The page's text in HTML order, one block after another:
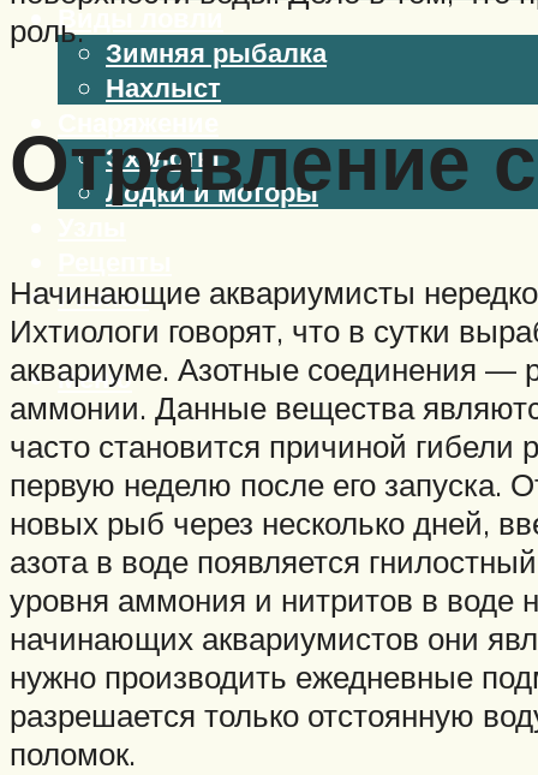
Виды ловли
Зимняя рыбалка
Нахлыст
Эхолоты
Лодки и моторы
Разное
Меню
роль.
Отравление
Начинающие аквариумисты
Ихтиологи говорят, что в сутки
аквариуме. Азотные соединения —
аммонии. Данные вещества
часто становится причиной
первую неделю после его запуска.
новых рыб через несколько дней,
азота в воде появляется
уровня аммония и нитритов в воде
начинающих аквариумистов они
нужно производить ежедневные
разрешается только отстоянную
поломок.